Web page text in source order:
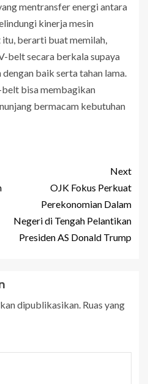
mentransfer energi antara
kinerja mesin
itu, berarti buat memilah,
belt secara berkala supaya
baik serta tahan lama.
belt bisa membagikan
bermacam kebutuhan
Next
OJK Fokus Perkuat
Perekonomian Dalam
Negeri di Tengah Pelantikan
Presiden AS Donald Trump
dipublikasikan. Ruas yang